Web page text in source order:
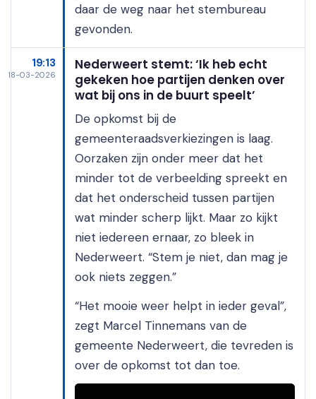
daar de weg naar het stembureau
gevonden.
19:13
18-03-2026
Nederweert stemt: ‘Ik heb echt
gekeken hoe partijen denken over
wat bij ons in de buurt speelt’
De opkomst bij de
gemeenteraadsverkiezingen is laag.
Oorzaken zijn onder meer dat het
minder tot de verbeelding spreekt en
dat het onderscheid tussen partijen
wat minder scherp lijkt. Maar zo kijkt
niet iedereen ernaar, zo bleek in
Nederweert. “Stem je niet, dan mag je
ook niets zeggen.”
“Het mooie weer helpt in ieder geval”,
zegt Marcel Tinnemans van de
gemeente Nederweert, die tevreden is
over de opkomst tot dan toe.